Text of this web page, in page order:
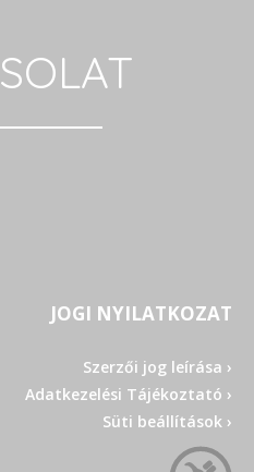
JOGI NYILATKOZAT
Szerzői jog leírása ›
Adatkezelési Tájékoztató ›
Süti beállítások ›